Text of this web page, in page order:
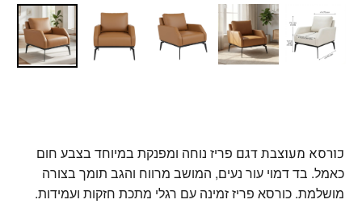
כורסא מעוצבת דגם פריז נוחה ומפנקת במיוחד בצבע חום
כאמל. בד דמוי עור נעים, המושב מרווח והגב תומך בצורה
מושלמת. כורסא פריז זמינה עם רגלי מתכת חזקות ועמידות.